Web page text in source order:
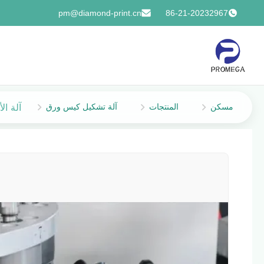
86-21-20232967
pm@diamond-print.cn
مسكن المنتجات آلة تشكيل كيس ورق آلة